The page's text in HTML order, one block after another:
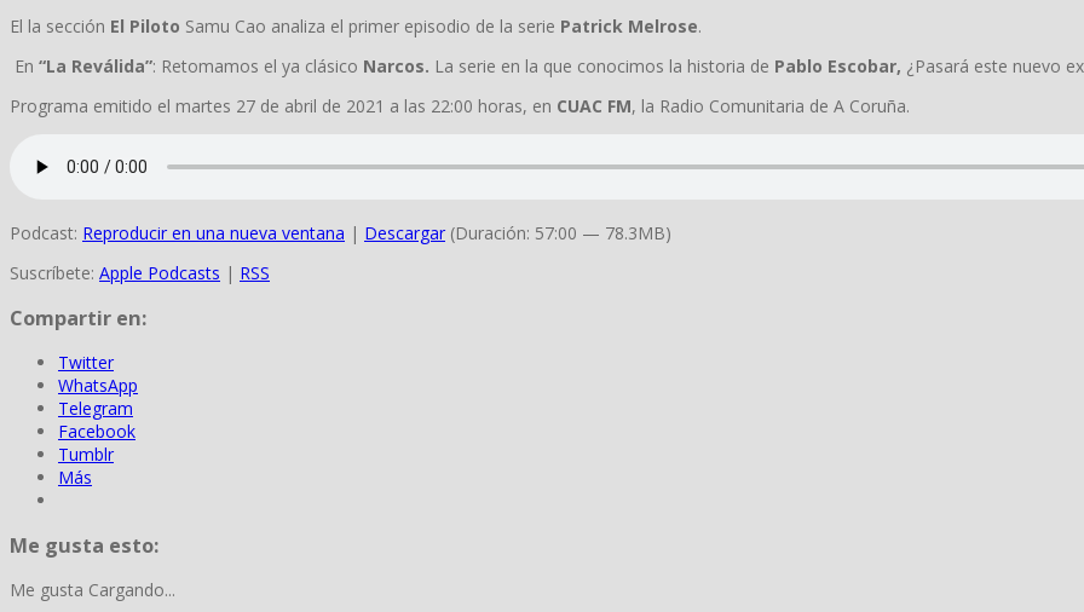
El la sección El Piloto Samu Cao analiza el primer episodio de la serie Patrick Melrose.
En “La Reválida”: Retomamos el ya clásico Narcos. La serie en la que conocimos la historia de Pablo Escobar, ¿Pasará este nuevo
Programa emitido el martes 27 de abril de 2021 a las 22:00 horas, en CUAC FM, la Radio Comunitaria de A Coruña.
Podcast: Reproducir en una nueva ventana | Descargar (Duración: 57:00 — 78.3MB)
Suscríbete: Apple Podcasts | RSS
Compartir en:
Twitter
WhatsApp
Telegram
Facebook
Tumblr
Más
Me gusta esto:
Me gusta Cargando...